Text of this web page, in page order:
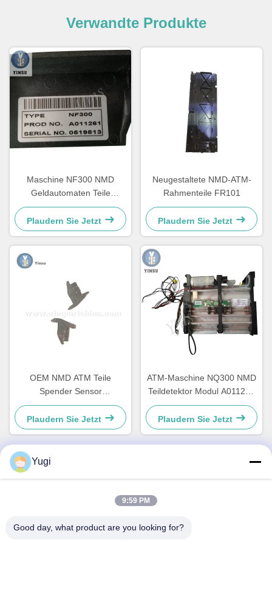
Verwandte Produkte
Maschine NF300 NMD
Geldautomaten Teile
Anmerkung Feeder A011261
Für Kiosk Gaming Maschine
Plaudern Sie Jetzt
Neugestaltete NMD-ATM-
Rahmenteile FR101
Plaudern Sie Jetzt
OEM NMD ATM Teile
Spender Sensor
Diodenhalter A001486
Plaudern Sie Jetzt
ATM-Maschine NQ300 NMD
Teildetektor Modul A011263
für Bankgeräte
Plaudern Sie Jetzt
Zimmer 502, Gebäude 5, Immobilienpark Qide, Nr. 2-1,
Yugi
9:59 PM
Good day, what product are you looking for?